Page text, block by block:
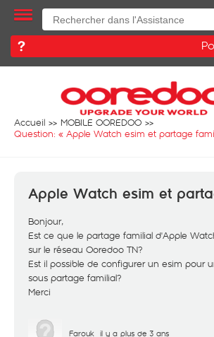
Accueil
MOBILE OOREDOO
Question: « Apple Watch esim et partage
Apple Watch esim et
Bonjour,
Est ce que le partage familial d'Apple
sur le réseau Ooredoo TN?
Est il possible de configurer un esim pour
sous partage familial?
Merci
Farouk il y a plus de 3 ans